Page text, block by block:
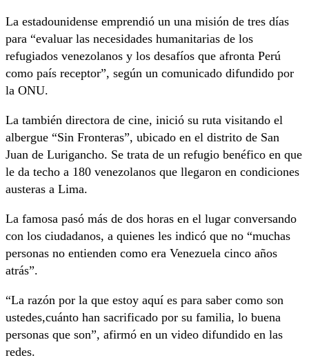
La estadounidense emprendió un una misión de tres días
para “evaluar las necesidades humanitarias de los
refugiados venezolanos y los desafíos que afronta Perú
como país receptor”, según un comunicado difundido por
la ONU.
La también directora de cine, inició su ruta visitando el
albergue “Sin Fronteras”, ubicado en el distrito de San
Juan de Lurigancho. Se trata de un refugio benéfico en que
le da techo a 180 venezolanos que llegaron en condiciones
austeras a Lima.
La famosa pasó más de dos horas en el lugar conversando
con los ciudadanos, a quienes les indicó que no “muchas
personas no entienden como era Venezuela cinco años
atrás”.
“La razón por la que estoy aquí es para saber como son
ustedes,cuánto han sacrificado por su familia, lo buena
personas que son”, afirmó en un video difundido en las
redes.